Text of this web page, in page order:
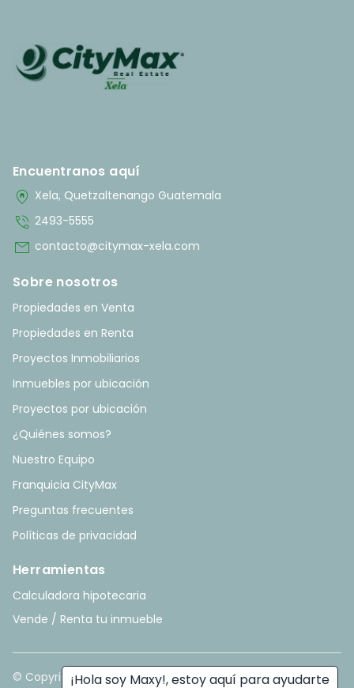
¡Hola soy Maxy!, estoy aquí para ayudarte
Encuentranos aquí
home_pin Xela, Quetzaltenango Guatemala
phone_in_talk 2493-5555
mail contacto@citymax-xela.com
Sobre nosotros
Propiedades en Venta
Propiedades en Renta
Proyectos Inmobiliarios
Inmuebles por ubicación
Proyectos por ubicación
¿Quiénes somos?
Nuestro Equipo
Franquicia CityMax
Preguntas frecuentes
Políticas de privacidad
Herramientas
Calculadora hipotecaria
Vende / Renta tu inmueble
© Copyright2026. All rights reserved. - Hecho con ❤️ por